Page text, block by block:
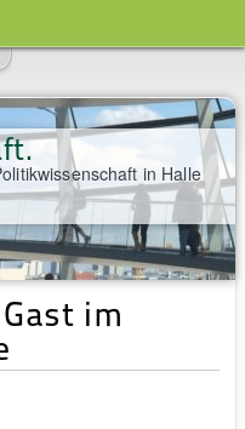
in Halle
im